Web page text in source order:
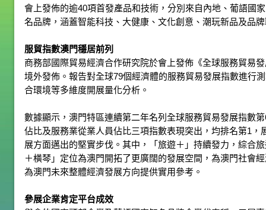
會上發佈的逾40項首發產品和技術，分別來自內地、葡語國
名品牌，涵蓋智能科技、大健康、文化創意、潮玩新品及品
服貿指數澳門穩居前列
商務部國際貿易經濟合作研究院於會上發佈《全球服務貿易
境外發佈。報告對全球79個經濟體的服務貿易發展指數進行
合環境等多維度開展量化分析。
數據顯示，澳門特區連續第二年名列全球服務貿易發展指數
佔比及服務業從業人員佔比三項指數表現突出，均排名第1
展方面邁出的堅實步伐。其中，「旅遊＋」持續發力，綜合
＋橫琴」定位為澳門開拓了更廣闊的發展空間，為澳門社會
為澳門未來整體經濟發展方向提供實用參考。
參展企業肯定平台成效